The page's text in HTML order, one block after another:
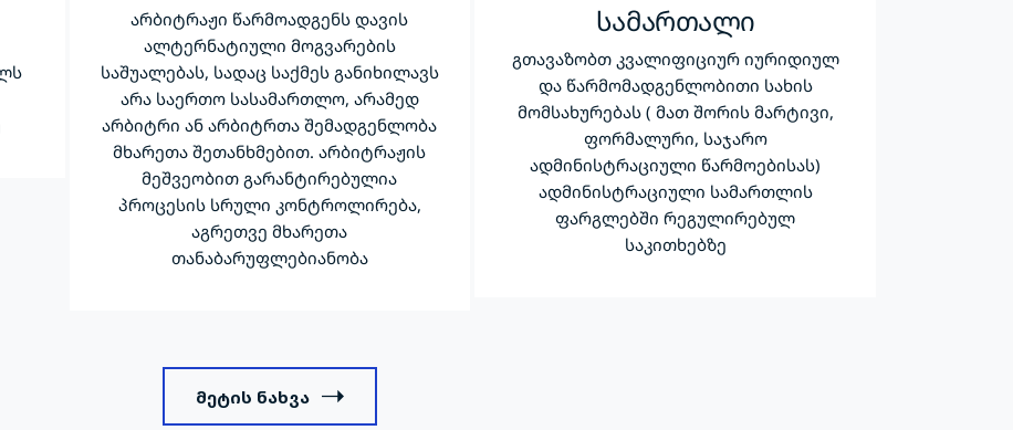
არბიტრაჟი წარმოადგენს დავის
ალტერნატიული მოგვარების
საშუალებას, სადაც საქმეს განიხილავს
არა საერთო სასამართლო, არამედ
არბიტრი ან არბიტრთა შემადგენლობა
მხარეთა შეთანხმებით. არბიტრაჟის
მეშვეობით გარანტირებულია
პროცესის სრული კონტროლირება,
აგრეთვე მხარეთა
თანაბარუფლებიანობა
სამართალი
გთავაზობთ კვალიფიციურ იურიდიულ
და წარმომადგენლობითი სახის
მომსახურებას ( მათ შორის მარტივი,
ფორმალური, საჯარო
ადმინისტრაციული წარმოებისას)
ადმინისტრაციული სამართლის
ფარგლებში რეგულირებულ
საკითხებზე
მეტის ნახვა